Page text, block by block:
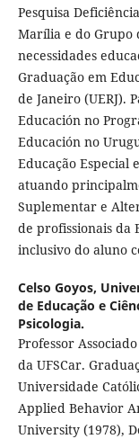
Pesquisa
Marília e do Grupo
necessidades
Graduação em
de Janeiro (UERJ).
Educación no
Educación no
Educação Especial
atuando
Suplementar e
de profissionais da
inclusivo do aluno
Celso Goyos,
de Educação e
Psicologia.
Professor
da UFSCar.
Universidade
Applied Behavior
University (1978),